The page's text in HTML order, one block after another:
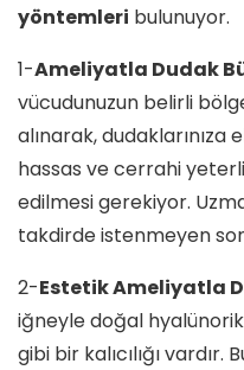
yöntemleri bulunuyor.
1-Ameliyatla Dudak
vücudunuzun belirli
alınarak,
hassas ve cerrahi
edilmesi gerekiyor.
takdirde istenmeyen
2-Estetik Ameliyatla
iğneyle doğal
gibi bir kalıcılığı